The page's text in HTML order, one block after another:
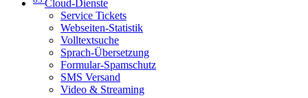
Cloud-Dienste
Service Tickets
Webseiten-Statistik
Volltextsuche
Sprach-Übersetzung
Formular-Spamschutz
SMS Versand
Video & Streaming